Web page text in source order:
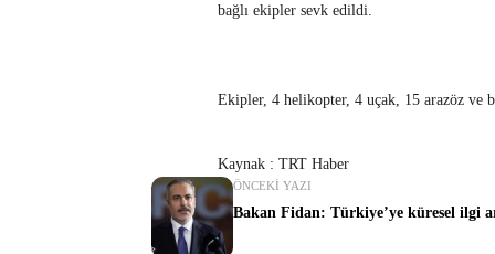
bağlı ekipler sevk edildi.
Ekipler, 4 helikopter, 4 uçak, 15 arazöz​​​​​​​ ve
Kaynak : TRT Haber
ÖNCEKI YAZI
Bakan Fidan: Türkiye’ye küresel ilgi